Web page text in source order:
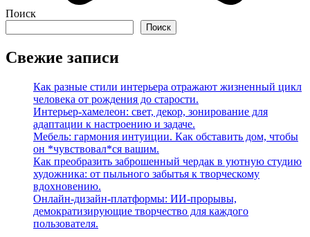
Поиск
Поиск
Свежие записи
Как разные стили интерьера отражают жизненный цикл
человека от рождения до старости.
Интерьер-хамелеон: свет, декор, зонирование для
адаптации к настроению и задаче.
Мебель: гармония интуиции. Как обставить дом, чтобы
он *чувствовал*ся вашим.
Как преобразить заброшенный чердак в уютную студию
художника: от пыльного забытья к творческому
вдохновению.
Онлайн-дизайн-платформы: ИИ-прорывы,
демократизирующие творчество для каждого
пользователя.